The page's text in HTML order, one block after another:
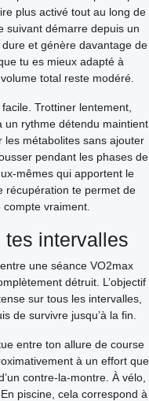
plus activé tout au long de
suivant démarre depuis un
et génère davantage de
tu es mieux adapté à
total reste modéré.
Trottiner lentement,
un rythme détendu maintient
les métabolites sans ajouter
pendant les phases de
mêmes qui apportent le
récupération te permet de
compte vraiment.
tes intervalles
une séance VO2max
détruit. L’objectif
sur tous les intervalles,
de survivre jusqu’à la fin.
entre ton allure de course
à un effort que
contre-la-montre. À vélo,
piscine, cela correspond à